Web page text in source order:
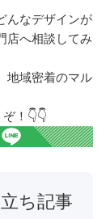
んなデザインが
店へ相談してみ
地域密着のマル
！👇👇
ち記事